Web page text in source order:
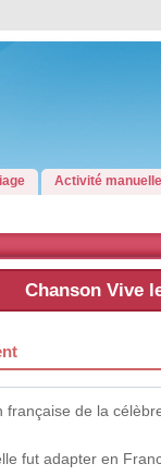
Activité manuelle
Chanson Vive
de la
fut adapter en